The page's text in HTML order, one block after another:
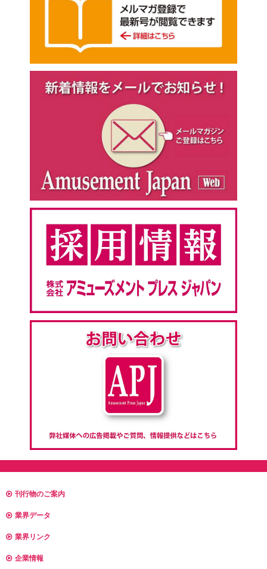
刊行物のご案内
業界データ
業界リンク
企業情報